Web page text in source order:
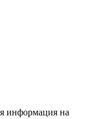
информация на